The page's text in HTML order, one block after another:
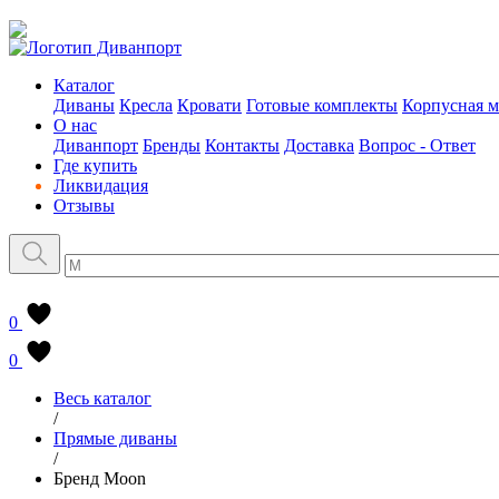
Каталог
Диваны Кресла Кровати Готовые комплекты Корпусная
О нас
Диванпорт Бренды Контакты Доставка Вопрос - Ответ
Где купить
Ликвидация
Отзывы
0
0
Весь каталог
/
Прямые диваны
/
Бренд Moon